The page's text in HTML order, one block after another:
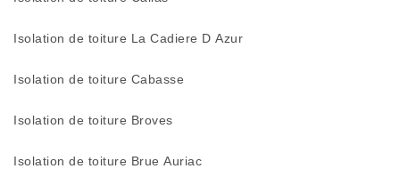
Isolation de toiture La Cadiere D Azur
Isolation de toiture Cabasse
Isolation de toiture Broves
Isolation de toiture Brue Auriac